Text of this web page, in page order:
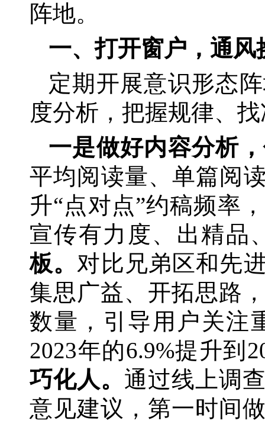
阵地。
一、打开窗户，通
定期开展意识形态
度分析，把握规律、
一是做好内容分析
平均阅读量、单篇阅
升“点对点”约稿频率
宣传有力度、出精品
板。 对比兄弟区和先
集思广益、开拓思路
数量，引导用户关注
2023年的6.9%提升到
巧化人。 通过线上调
意见建议，第一时间